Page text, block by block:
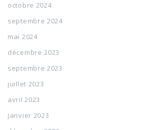
octobre 2024
septembre 2024
mai 2024
décembre 2023
septembre 2023
juillet 2023
avril 2023
janvier 2023